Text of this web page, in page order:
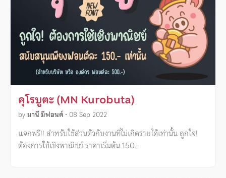
คุโรบูตะ (MN Kurobuta)
byมานี มีฟอนต์ • 08 Sep 2022
แจกฟรี!! สำหรับใช้ส่วนตัวกับงานที่ไม่เกิดรายได้เท่านั้น ถูกใจ!
ต้องการใช้เชิงพาณิชย์ ราคาเริ่มต้น 150.-